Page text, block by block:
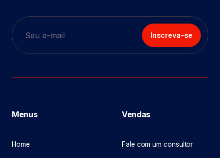
Inscreva-se
Menus
Home
Vendas
Fale com um consultor